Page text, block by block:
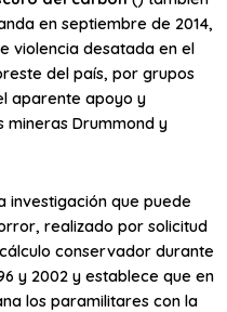
en septiembre de 2014,
violencia desatada en el
del país, por grupos
aparente apoyo y
mineras Drummond y
investigación que puede
realizado por solicitud
conservador durante
y 2002 y establece que en
los paramilitares con la